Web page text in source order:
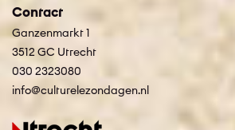
Contact
Ganzenmarkt 1
3512 GC Utrecht
030 2323080
info@culturelezondagen.nl